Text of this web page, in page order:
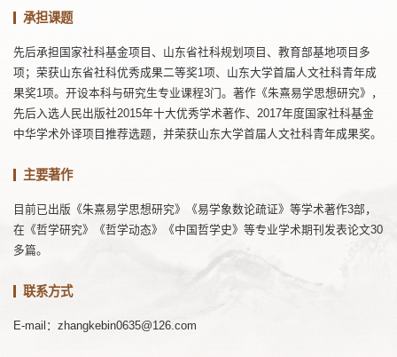
承担课题
先后承担国家社科基金项目、山东省社科规划项目、教育部基地项目多
项；荣获山东省社科优秀成果二等奖1项、山东大学首届人文社科青年成
果奖1项。开设本科与研究生专业课程3门。著作《朱熹易学思想研究》，
先后入选人民出版社2015年十大优秀学术著作、2017年度国家社科基金
中华学术外译项目推荐选题，并荣获山东大学首届人文社科青年成果奖。
主要著作
目前已出版《朱熹易学思想研究》《易学象数论疏证》等学术著作3部，
在《哲学研究》《哲学动态》《中国哲学史》等专业学术期刊发表论文30
多篇。
联系方式
E-mail：zhangkebin0635@126.com